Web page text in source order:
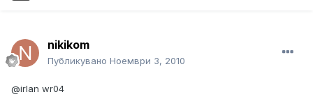
nikikom
Публикувано Ноември 3, 2010
@irlan wr04